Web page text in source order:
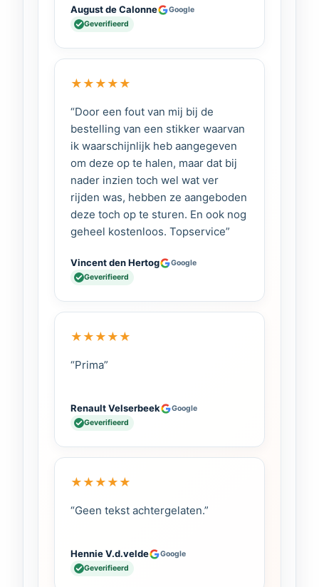
August de Calonne
Google
Geverifieerd
★ ★ ★ ★ ★
“Door een fout van mij bij de
bestelling van een stikker waarvan
ik waarschijnlijk heb aangegeven
om deze op te halen, maar dat bij
nader inzien toch wel wat ver
rijden was, hebben ze aangeboden
deze toch op te sturen. En ook nog
geheel kostenloos. Topservice”
Vincent den Hertog
Google
Geverifieerd
★ ★ ★ ★ ★
“Prima”
Renault Velserbeek
Google
Geverifieerd
★ ★ ★ ★ ★
“Geen tekst achtergelaten.”
Hennie V.d.velde
Google
Geverifieerd